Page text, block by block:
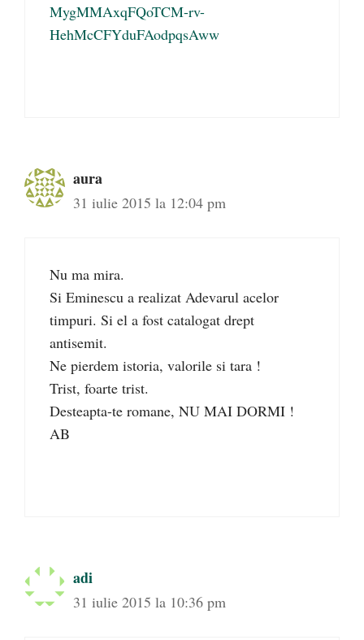
MygMMAxqFQoTCM-rv-
HehMcCFYduFAodpqsAww
aura
31 iulie 2015 la 12:04 pm
Nu ma mira.
Si Eminescu a realizat Adevarul acelor
timpuri. Si el a fost catalogat drept
antisemit.
Ne pierdem istoria, valorile si tara !
Trist, foarte trist.
Desteapta-te romane, NU MAI DORMI !
AB
adi
31 iulie 2015 la 10:36 pm